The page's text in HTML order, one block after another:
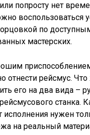
попросту нет
воспользоваться
по
мастерских.
рейсмус. Что
его на два вида –
станка.
исполнения нужен
на реальный